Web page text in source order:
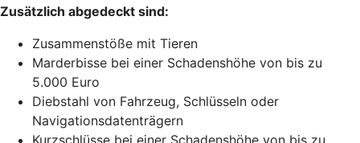
Zusätzlich abgedeckt sind:
Zusammenstöße mit Tieren
Marderbisse bei einer Schadenshöhe von bis zu
5.000 Euro
Diebstahl von Fahrzeug, Schlüsseln oder
Navigationsdatenträgern
Kurzschlüsse bei einer Schadenshöhe von bis zu